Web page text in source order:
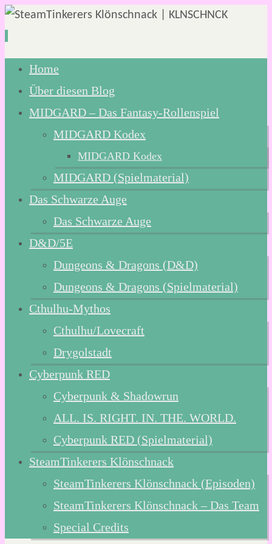
Zum
Inhalt
springen
Home
Über diesen Blog
MIDGARD – Das Fantasy-Rollenspiel
MIDGARD Kodex
MIDGARD Kodex
MIDGARD (Spielmaterial)
Das Schwarze Auge
Das Schwarze Auge
D&D/5E
Dungeons & Dragons (D&D)
Dungeons & Dragons (Spielmaterial)
Cthulhu-Mythos
Cthulhu/Lovecraft
Drygolstadt
Cyberpunk RED
Cyberpunk & Shadowrun
ALL. IS. RIGHT. IN. THE. WORLD.
Cyberpunk RED (Spielmaterial)
SteamTinkerers Klönschnack
SteamTinkerers Klönschnack (Episoden)
SteamTinkerers Klönschnack – Das Team
Special Credits